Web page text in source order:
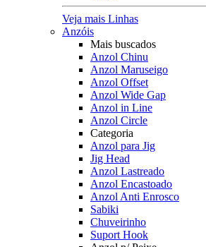
Veja mais Linhas
Anzóis
Mais buscados
Anzol Chinu
Anzol Maruseigo
Anzol Offset
Anzol Wide Gap
Anzol in Line
Anzol Circle
Categoria
Anzol para Jig
Jig Head
Anzol Lastreado
Anzol Encastoado
Anzol Anti Enrosco
Sabiki
Chuveirinho
Suport Hook